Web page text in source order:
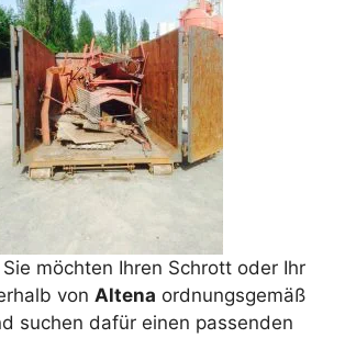
möchten Ihren Schrott oder Ihr
von Altena ordnungsgemäß
suchen dafür einen passenden